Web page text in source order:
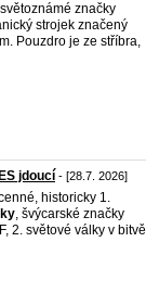
světoznámé značky
strojek značený
Pouzdro je ze stříbra,
jdoucí - [28.7. 2026]
historicky 1.
, švýcarské značky
2. světové války v bitvě